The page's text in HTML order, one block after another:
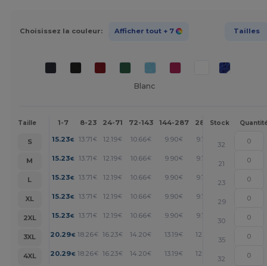
Choisissez la couleur: Afficher tout + 7 Tailles
Blanc
Taille 1-7 8-23 24-71 72-143 144-287 288 + Plus
Stock
S 15.23€ 13.71 € 12.19€ 10.66€ 9.90€ 9.14
32
M
15.23€ 13.71 € 12.19€ 10.66€ 9.90€ 9.14
21
L
15.23€ 13.71 € 12.19€ 10.66€ 9.90€ 9.14
23
XL
15.23€ 13.71 € 12.19€ 10.66€ 9.90€ 9.14 +
29
2XL
15.23€ 13.71 € 12.19€ 10.66€ 9.90€ 9.14
30
3XL
20.29€ 18.26€ 16.23€ 14.20€ 13.19€ 12.17
35
4XL
20.29€ 18.26€ 16.23€ 14.20€ 13.19€ 12.17
32